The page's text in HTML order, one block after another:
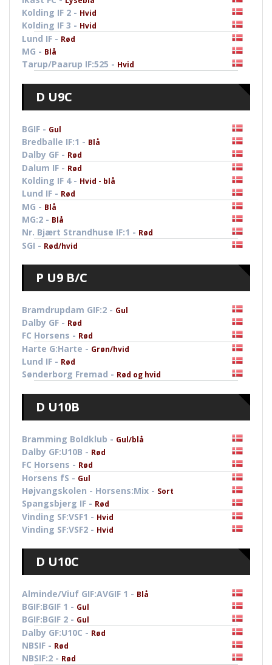
Kolding IF 2 - Hvid
Kolding IF 3 - Hvid
Lund IF - Rød
MG - Blå
Tarup/Paarup IF:525 - Hvid
D U9C
BGIF - Gul
Bredballe IF:1 - Blå
Dalby GF - Rød
Dalum IF - Rød
Kolding IF 4 - Hvid - blå
Lund IF - Rød
MG - Blå
MG:2 - Blå
Nr. Bjært Strandhuse IF:1 - Rød
SGI - Rød/hvid
P U9 B/C
Bramdrupdam GIF:2 - Gul
Dalby GF - Rød
FC Horsens - Rød
Harte G:Harte - Grøn/hvid
Lund IF - Rød
Sønderborg Fremad - Rød og hvid
D U10B
Bramming Boldklub - Gul/blå
Dalby GF:U10B - Rød
FC Horsens - Rød
Horsens fS - Gul
Højvangskolen - Horsens:Mix - Sort
Spangsbjerg IF - Rød
Vinding SF:VSF1 - Hvid
Vinding SF:VSF2 - Hvid
D U10C
Alminde/Viuf GIF:AVGIF 1 - Blå
BGIF:BGIF 1 - Gul
BGIF:BGIF 2 - Gul
Dalby GF:U10C - Rød
NBSIF - Rød
NBSIF:2 - Rød